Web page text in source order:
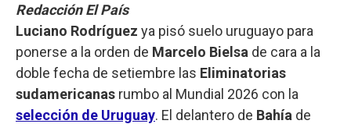
Redacción El País
Luciano Rodríguez ya pisó suelo uruguayo para
ponerse a la orden de Marcelo Bielsa de cara a la
doble fecha de setiembre las Eliminatorias
sudamericanas rumbo al Mundial 2026 con la
selección de Uruguay. El delantero de Bahía de